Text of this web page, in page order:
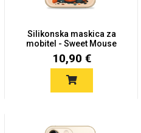
Silikonska maskica za
mobitel - Sweet Mouse
Ha...
10,90 €